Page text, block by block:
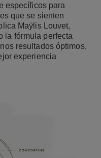
específicos para
que se sienten
Maÿlis Louvet,
la fórmula perfecta
resultados óptimos,
experiencia